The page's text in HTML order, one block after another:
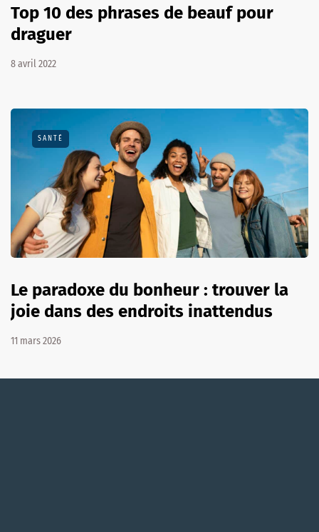
Top 10 des phrases de beauf pour
draguer
8 avril 2022
SANTÉ
Le paradoxe du bonheur : trouver la
joie dans des endroits inattendus
11 mars 2026